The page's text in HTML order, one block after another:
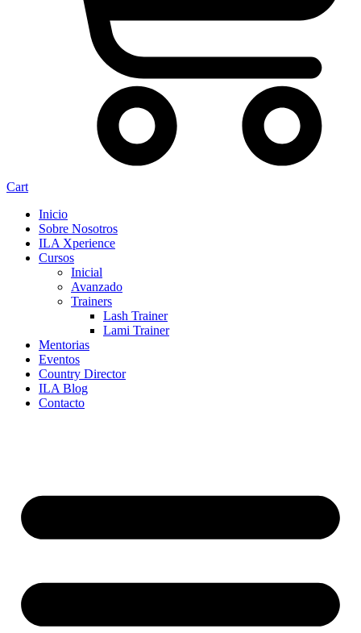
Cart
Inicio
Sobre Nosotros
ILA Xperience
Cursos
Inicial
Avanzado
Trainers
Lash Trainer
Lami Trainer
Mentorias
Eventos
Country Director
ILA Blog
Contacto